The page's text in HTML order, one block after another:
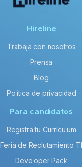
Hireline
Trabaja con nosotros
Prensa
Blog
Política de privacidad
Para candidatos
Registra tu Currículum
Feria de Reclutamiento TI
Developer Pack